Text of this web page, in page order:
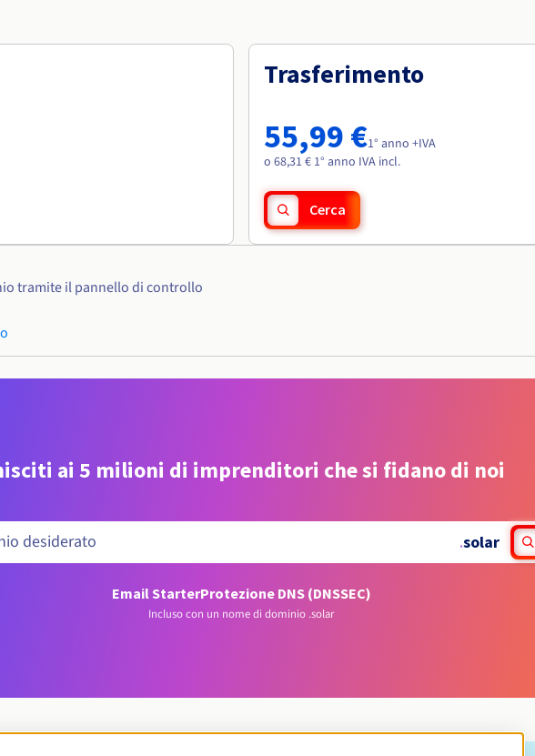
Trasferimento
55,99 €1° anno +IVA
o 68,31 € 1° anno IVA incl.
Cerca
tramite il pannello di controllo
ai 5 milioni di imprenditori che si fidano di noi
.solar
Email StarterProtezione DNS (DNSSEC)
Incluso con un nome di dominio .solar